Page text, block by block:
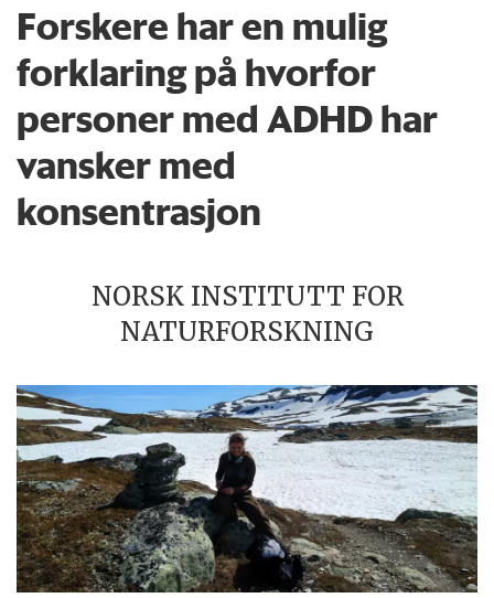
Forskere har en mulig
forklaring på hvorfor
personer med ADHD har
vansker med
konsentrasjon
NORSK INSTITUTT FOR
NATURFORSKNING